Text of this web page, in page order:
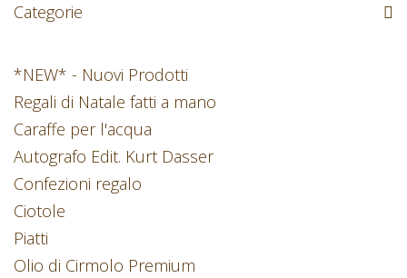
Categorie
*NEW* - Nuovi Prodotti
Regali di Natale fatti a mano
Caraffe per l'acqua
Autografo Edit. Kurt Dasser
Confezioni regalo
Ciotole
Piatti
Olio di Cirmolo Premium